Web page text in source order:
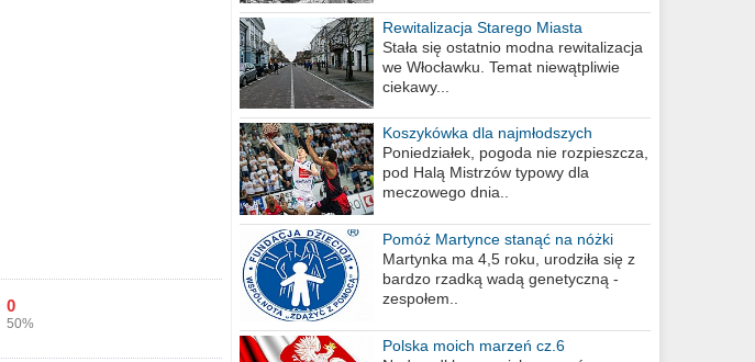
0
50%
Rewitalizacja Starego Miasta
Stała się ostatnio modna rewitalizacja
we Włocławku. Temat niewątpliwie
ciekawy...
Koszykówka dla najmłodszych
Poniedziałek, pogoda nie rozpieszcza,
pod Halą Mistrzów typowy dla
meczowego dnia..
Pomóż Martynce stanąć na nóżki
Martynka ma 4,5 roku, urodziła się z
bardzo rzadką wadą genetyczną -
zespołem..
Polska moich marzeń cz.6